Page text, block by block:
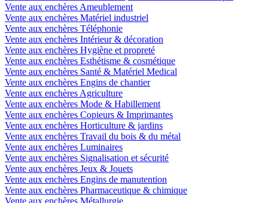
Vente aux enchères Ameublement
Vente aux enchères Matériel industriel
Vente aux enchères Téléphonie
Vente aux enchères Intérieur & décoration
Vente aux enchères Hygiène et propreté
Vente aux enchères Esthétisme & cosmétique
Vente aux enchères Santé & Matériel Medical
Vente aux enchères Engins de chantier
Vente aux enchères Agriculture
Vente aux enchères Mode & Habillement
Vente aux enchères Copieurs & Imprimantes
Vente aux enchères Horticulture & jardins
Vente aux enchères Travail du bois & du métal
Vente aux enchères Luminaires
Vente aux enchères Signalisation et sécurité
Vente aux enchères Jeux & Jouets
Vente aux enchères Engins de manutention
Vente aux enchères Pharmaceutique & chimique
Vente aux enchères Métallurgie